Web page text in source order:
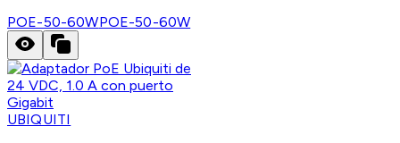
POE-50-60WPOE-50-60W
UBIQUITI